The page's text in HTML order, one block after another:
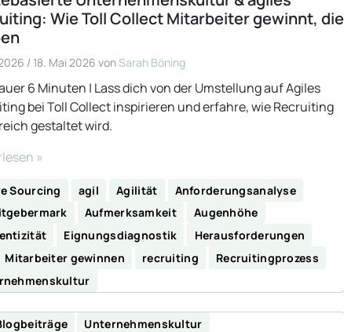
Wie Toll Collect Mitarbeiter gewinnt, die
/ 18. Mai 2026 vonSarah Böning
6 Minuten | Lass dich von der Umstellung auf Agiles
bei Toll Collect inspirieren und erfahre, wie Recruiting
gestaltet wird.
»
Sourcing agil Agilität
Anforderungsanalyse
Aufmerksamkeit
Augenhöhe
Eignungsdiagnostik
Herausforderungen
Mitarbeiter gewinnen recruiting
Recruitingprozess
Unternehmenskultur